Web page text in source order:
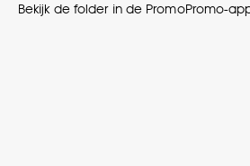
Bekijk de folder in de PromoPromo-